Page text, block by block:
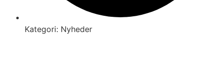
Kategori: Nyheder